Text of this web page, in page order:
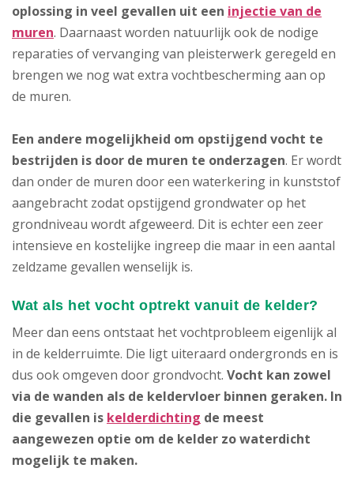
oplossing in veel gevallen uit een injectie van de
muren. Daarnaast worden natuurlijk ook de nodige
reparaties of vervanging van pleisterwerk geregeld en
brengen we nog wat extra vochtbescherming aan op
de muren.
Een andere mogelijkheid om opstijgend vocht te
bestrijden is door de muren te onderzagen. Er wordt
dan onder de muren door een waterkering in kunststof
aangebracht zodat opstijgend grondwater op het
grondniveau wordt afgeweerd. Dit is echter een zeer
intensieve en kostelijke ingreep die maar in een aantal
zeldzame gevallen wenselijk is.
Wat als het vocht optrekt vanuit de kelder?
Meer dan eens ontstaat het vochtprobleem eigenlijk al
in de kelderruimte. Die ligt uiteraard ondergronds en is
dus ook omgeven door grondvocht. Vocht kan zowel
via de wanden als de keldervloer binnen geraken. In
die gevallen is kelderdichting de meest
aangewezen optie om de kelder zo waterdicht
mogelijk te maken.